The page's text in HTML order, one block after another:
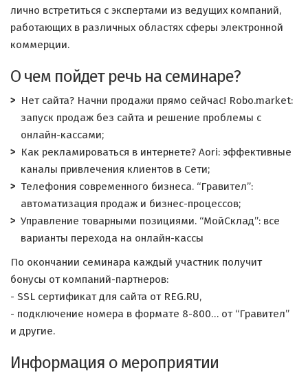
лично встретиться с экспертами из ведущих компаний,
работающих в различных областях сферы электронной
коммерции.
О чем пойдет речь на семинаре?
Нет сайта? Начни продажи прямо сейчас! Robo.market:
запуск продаж без сайта и решение проблемы с
онлайн-кассами;
Как рекламироваться в интернете? Aori: эффективные
каналы привлечения клиентов в Сети;
Телефония современного бизнеса. “Гравител”:
автоматизация продаж и бизнес-процессов;
Управление товарными позициями. “МойСклад”: все
варианты перехода на онлайн-кассы
По окончании семинара каждый участник получит
бонусы от компаний-партнеров:
- SSL сертификат для сайта от REG.RU,
- подключение номера в формате 8-800… от “Гравител”
и другие.
Информация о мероприятии